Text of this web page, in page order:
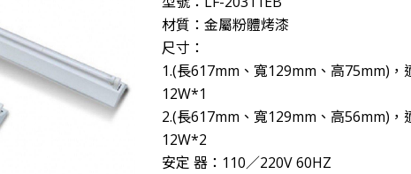
蝶董事長出席參與SDGs產業鍊
後台
企業價值，10/23週日下午1點三立台灣亮起來，榮譽
✅本集邀請到的來賓是
8月31日取得歐洲RoHs標準R36361認證
關鍵!T1照明科技不僅照亮家園，更照顧您的雙眼!
材質：金屬粉體烤漆
尺寸：
1.(長617mm、寬129mm、高75mm)，
12W*1
2.(長617mm、寬129mm、高56mm)，
12W*2
安定 器：110／220V 60HZ